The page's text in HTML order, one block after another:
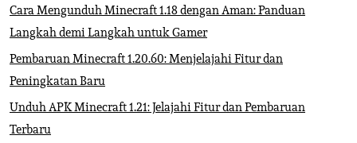
Cara Mengunduh Minecraft 1.18 dengan Aman: Panduan
Langkah demi Langkah untuk Gamer
Pembaruan Minecraft 1.20.60: Menjelajahi Fitur dan
Peningkatan Baru
Unduh APK Minecraft 1.21: Jelajahi Fitur dan Pembaruan
Terbaru